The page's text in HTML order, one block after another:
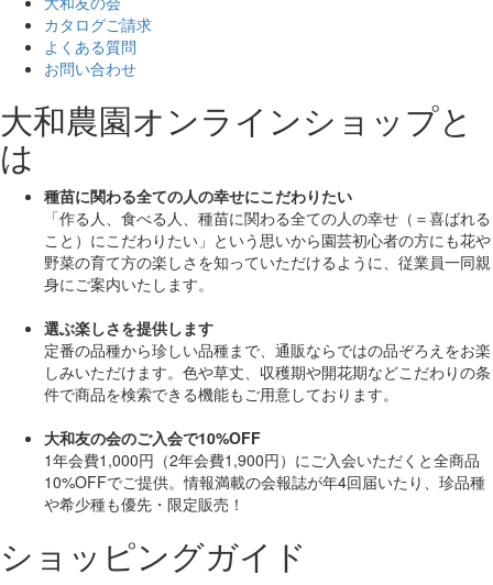
カタログご請求
よくある質問
お問い合わせ
大和農園オンラインショップと
は
種苗に関わる全ての人の幸せにこだわりたい
「作る人、食べる人、種苗に関わる全ての人の幸せ（＝喜ばれる
こと）にこだわりたい」 という思いから園芸初心者の方にも花や
野菜の育て方の楽しさを知っていただけるように、従業員一同親
身にご案内いたします。
選ぶ楽しさを提供します
定番の品種から珍しい品種まで、通販ならではの品ぞろえをお楽
しみいただけます。色や草丈、収穫期や開花期などこだわりの条
件で商品を検索できる機能もご用意しております。
大和友の会のご入会で10%OFF
1年会費1,000円（2年会費1,900円）にご入会いただくと全商品
10%OFFでご提供。情報満載の会報誌が年4回届いたり、珍品種
や希少種も優先・限定販売！
ショッピングガイド